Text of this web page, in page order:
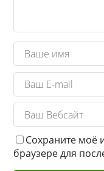
Сохраните моё
браузере для